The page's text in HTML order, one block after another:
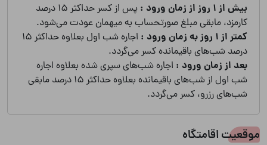
بیش از 1 روز از زمان ورود :
پس از کسر حداکثر 15 درصد
کارمزد، مابقی مبلغ صورتحساب به میهمان عودت می‌شود.
کمتر از 1 روز به زمان ورود :
اجاره شب اول بعلاوه حداکثر 15
درصد شب‌های باقیمانده کسر می‌گردد.
بعد از زمان ورود : اجاره شب‌های سپری شده بعلاوه اجاره
شب اول از شب‌های باقیمانده بعلاوه حداکثر 15 درصد مابقی
شب‌های رزرو، کسر می‌گردد.
موقعیت اقامتگاه